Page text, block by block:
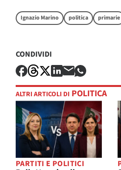
Ignazio Marino politica primarie
CONDIVIDI
ALTRI ARTICOLI DI POLITICA
PARTITI E POLITICI